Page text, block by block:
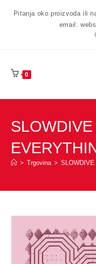
Pitanja oko proizvoda ili
email:
0
> Trgovina >